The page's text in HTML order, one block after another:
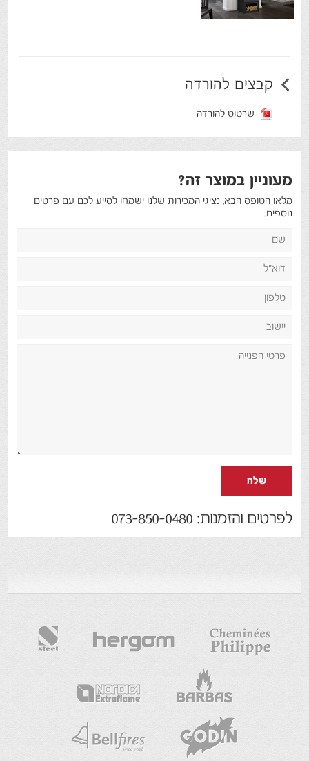
קבצים להורדה
שרטוט להורדה
מעוניין במוצר זה?
מלאו הטופס הבא, נציגי המכירות שלנו ישמחו לסייע לכם עם פרטים
נוספים.
שלח
לפרטים והזמנות: 073-850-0480